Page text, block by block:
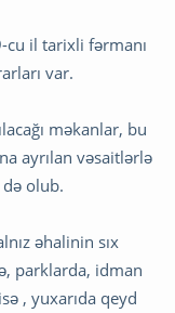
cu il tarixli fərmanı
var.
məkanlar, bu
ayrılan vəsaitlərlə
də olub.
əhalinin sıx
parklarda, idman
, yuxarıda qeyd